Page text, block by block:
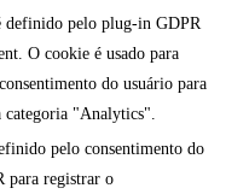
definido pelo plug-in GDPR
O cookie é usado para
do usuário para
categoria "Analytics".
pelo consentimento do
para registrar o